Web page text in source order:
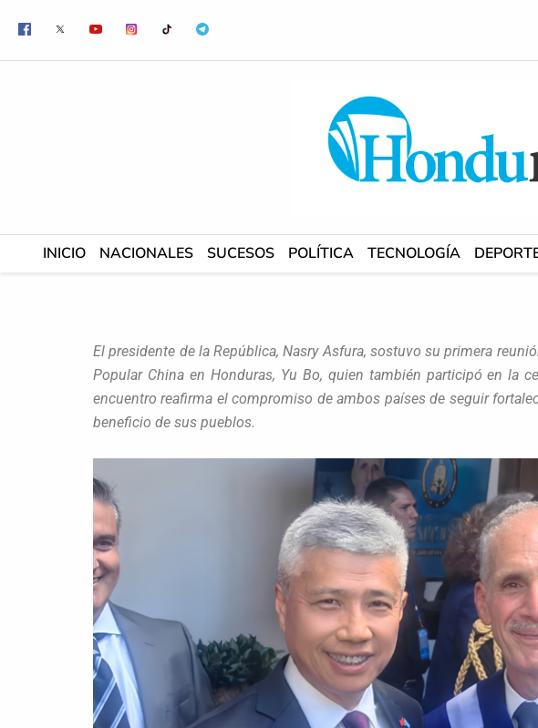
contenido
INICIO NACIONALES SUCESOS POLÍTICA TECNOLOGÍA
El presidente de la República, Nasry Asfura, sostuvo su primera
Popular China en Honduras, Yu Bo, quien también participó en la
encuentro reafirma el compromiso de ambos países de seguir
beneficio de sus pueblos.